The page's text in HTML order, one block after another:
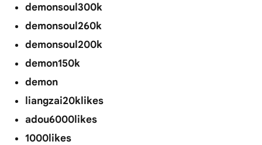
demonsoul300k
demonsoul260k
demonsoul200k
demon150k
demon
liangzai20klikes
adou6000likes
1000likes